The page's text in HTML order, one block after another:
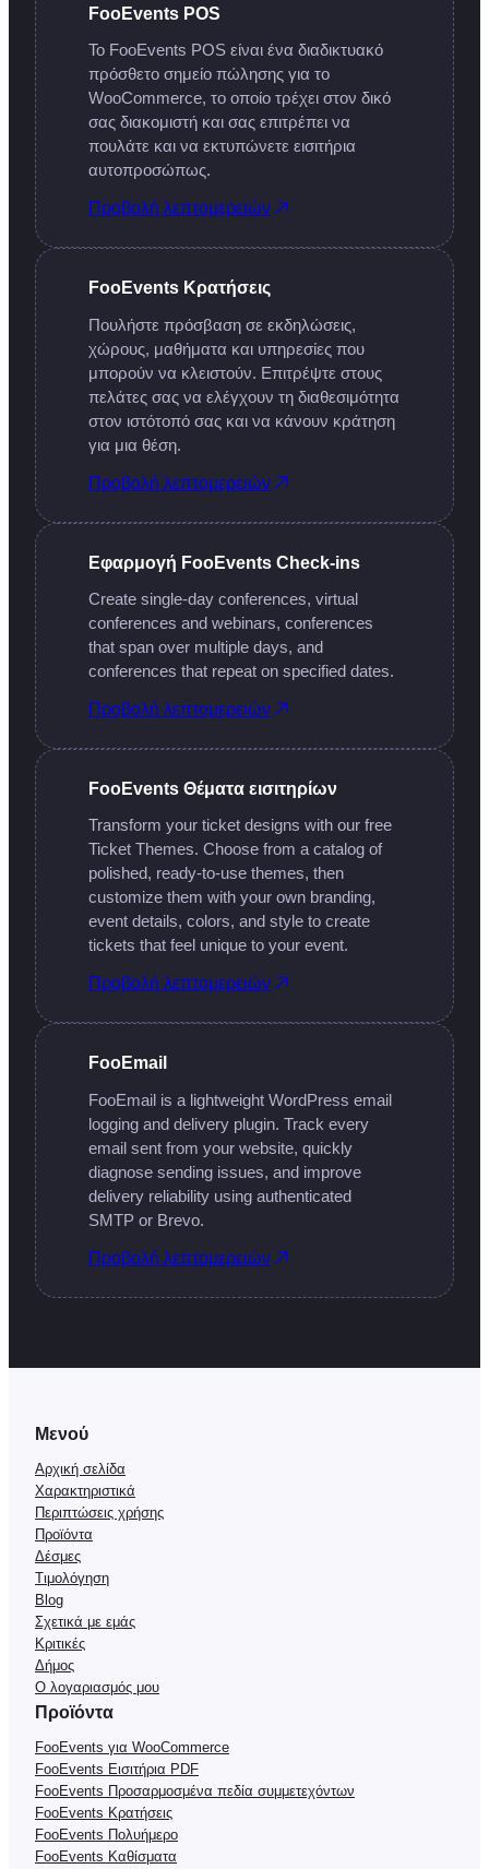
FooEvents POS
Το FooEvents POS είναι ένα διαδικτυακό
πρόσθετο σημείο πώλησης για το
WooCommerce, το οποίο τρέχει στον δικό
σας διακομιστή και σας επιτρέπει να
πουλάτε και να εκτυπώνετε εισιτήρια
αυτοπροσώπως.
Προβολή λεπτομερειών
FooEvents Κρατήσεις
Πουλήστε πρόσβαση σε εκδηλώσεις,
χώρους, μαθήματα και υπηρεσίες που
μπορούν να κλειστούν. Επιτρέψτε στους
πελάτες σας να ελέγχουν τη διαθεσιμότητα
στον ιστότοπό σας και να κάνουν κράτηση
για μια θέση.
Προβολή λεπτομερειών
Εφαρμογή FooEvents Check-ins
Create single-day conferences, virtual
conferences and webinars, conferences
that span over multiple days, and
conferences that repeat on specified dates.
Προβολή λεπτομερειών
FooEvents Θέματα εισιτηρίων
Transform your ticket designs with our free
Ticket Themes. Choose from a catalog of
polished, ready-to-use themes, then
customize them with your own branding,
event details, colors, and style to create
tickets that feel unique to your event.
Προβολή λεπτομερειών
FooEmail
FooEmail is a lightweight WordPress email
logging and delivery plugin. Track every
email sent from your website, quickly
diagnose sending issues, and improve
delivery reliability using authenticated
SMTP or Brevo.
Προβολή λεπτομερειών
Μενού
Αρχική σελίδα
Χαρακτηριστικά
Περιπτώσεις χρήσης
Προϊόντα
Δέσμες
Τιμολόγηση
Blog
Σχετικά με εμάς
Κριτικές
Δήμος
Ο λογαριασμός μου
Προϊόντα
FooEvents για WooCommerce
FooEvents Εισιτήρια PDF
FooEvents Προσαρμοσμένα πεδία συμμετεχόντων
FooEvents Κρατήσεις
FooEvents Πολυήμερο
FooEvents Καθίσματα